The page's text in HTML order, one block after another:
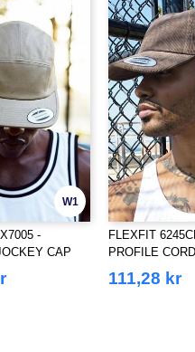
W1
-
CAP
FLEXFIT
PROFILE
111,28 kr